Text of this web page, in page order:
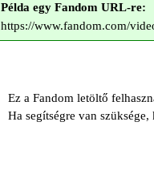
Példa egy Fandom URL-re:
https://www.fandom.com/
Ez a Fandom letöltő
Ha segítségre van